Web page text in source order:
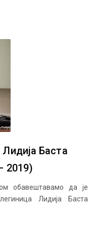
Баста
2019)
обавештавамо да је
Лидија Баста